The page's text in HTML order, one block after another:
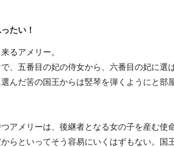
たい！
るアメリー。
、五番目の妃の侍女から、六番目の妃に選
んだ筈の国王からは竪琴を弾くようにと部
アメリーは、後継者となる女の子を産む使
らといってそう容易にいくはずもない。